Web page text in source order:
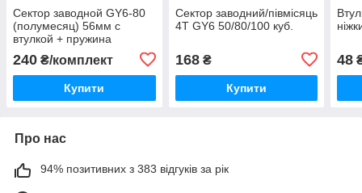
Сектор заводной GY6-80
(полумесяц) 56мм с
втулкой + пружина
240 ₴/комплект
Купити
Сектор заводний/півмісяць
4T GY6 50/80/100 куб.
168₴
Купити
48
Про нас
94% позитивних з 383 відгуків за рік